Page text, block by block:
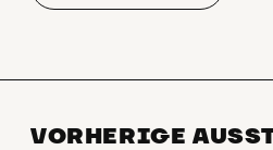
VORHERIGE